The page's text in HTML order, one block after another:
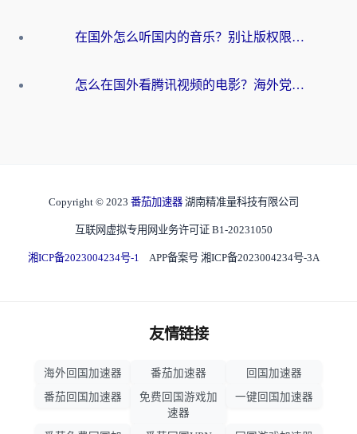
在国外怎么听国内的音乐？别让版权限制断了你的华语歌单
怎么在国外看腾讯视频的电影？海外党亲测有效的回国加速指南
Copyright © 2023 番茄加速器 湖南精准量科技有限公司
互联网虚拟专用网业务许可证 B1-20231050
湘ICP备2023004234号-1 APP备案号 湘ICP备2023004234号-3A
友情链接
海外回国加速器 番茄加速器
回国加速器
番茄回国加速器
免费回国游戏加
速器
一键回国加速器